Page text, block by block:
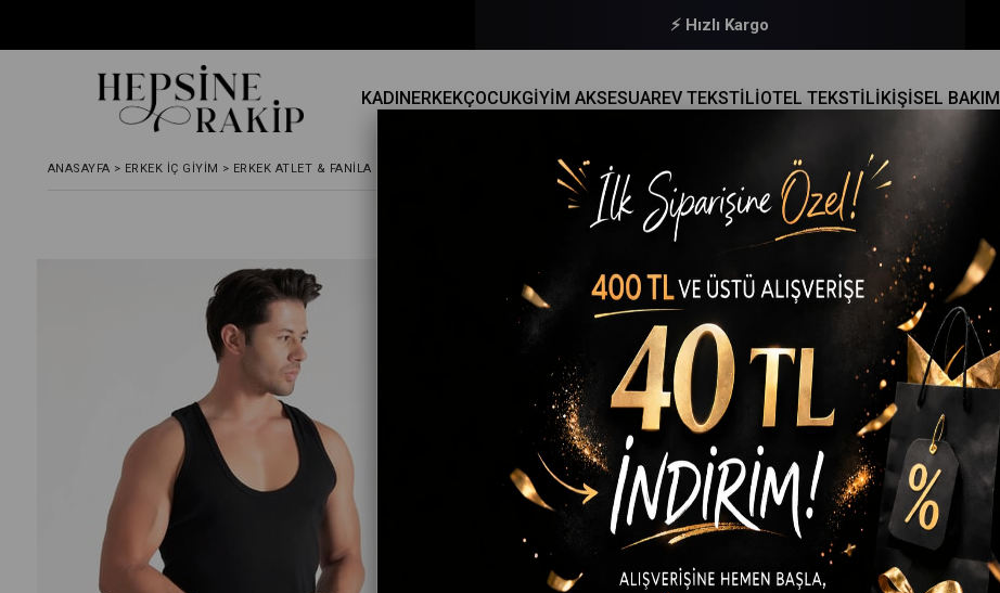
🔒 Güvenli Ödeme
KADINERKEKÇOCUKGİYİM AKSESUAREV TEKSTİLİOTEL TEKSTİLİKİŞİSEL BAKIM
ANASAYFA > ERKEK İÇ GIYIM > ERKEK ATLET & FANILA TUTKU İÇ GIYIM PAMUKLU ERKEK RIBANA ATLET RENKLI 3 LÜ PAKET
Tutku İç Giyim Pamuklu Erkek Ribana Atlet Renkli 3 Lü Paket
(41487-2987)
₺544,90 (KDV Dahil)
Siyah Gri